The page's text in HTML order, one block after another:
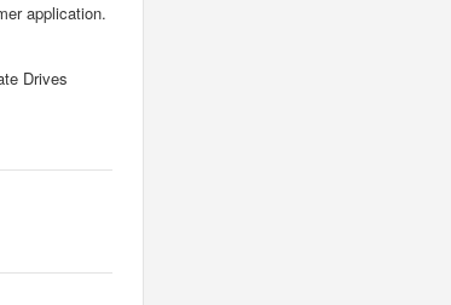
application.
Drives